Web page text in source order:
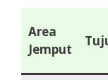
Area
Jemput